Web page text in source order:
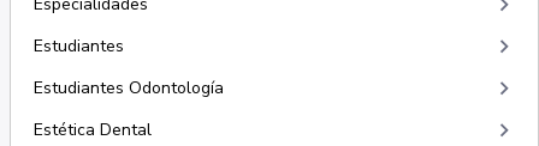
Estudiantes keyboard_arrow_right
Estudiantes Odontología keyboard_arrow_right
Estética Dental keyboard_arrow_right